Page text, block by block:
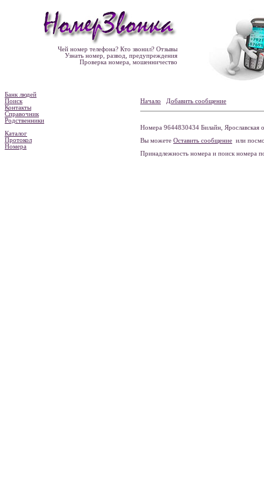
Чей номер телефона? Кто звонил? Отзывы
Узнать номер, развод, предупреждения
Проверка номера, мошенничество
Банк людей
Поиск
Контакты
Справочник
Родственники
Каталог
Протокол
Номера
Начало Добавить сообщение
Номера 9644830434 Билайн, Ярославская
Вы можете Оставить сообщение или
Принадлежность номера и поиск номера